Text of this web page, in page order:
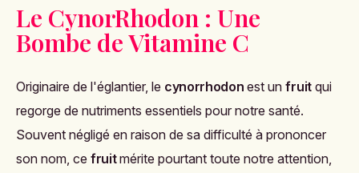
Le CynorRhodon : Une
Bombe de Vitamine C
Originaire de l'églantier, le cynorrhodon est unfruitqui
regorge de nutriments essentiels pour notre santé.
Souvent négligé en raison de sa difficulté à prononcer
son nom, ce fruitmérite pourtant toute notre attention,